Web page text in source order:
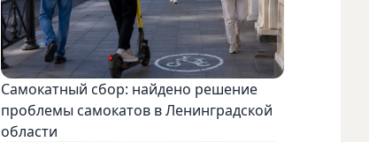
Самокатный сбор: найдено решение
проблемы самокатов в Ленинградской
области